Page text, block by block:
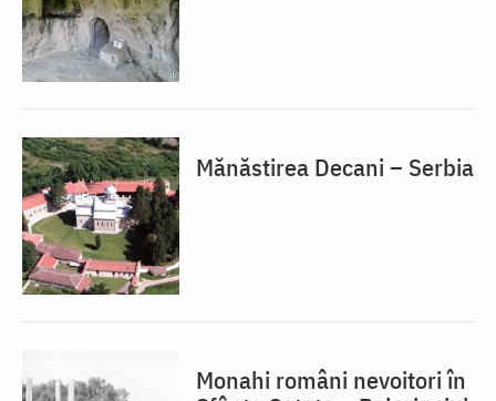
Mănăstirea Decani – Serbia
Monahi români nevoitori în